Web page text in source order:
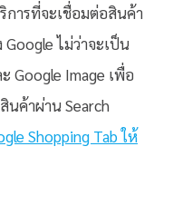
การที่จะเชื่อมต่อสินค้า
ไม่ว่าจะเป็น
Google Image เพื่อ
นค้าผ่าน Search
Shopping Tab ให้